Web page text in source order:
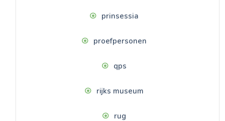
prinsessia
proefpersonen
qps
rijks museum
rug